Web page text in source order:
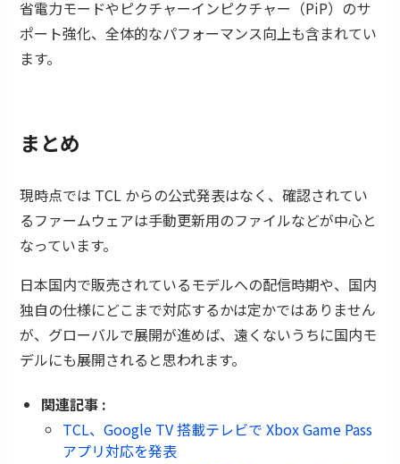
省電力モードやピクチャーインピクチャー（PiP）のサ
ポート強化、全体的なパフォーマンス向上も含まれてい
ます。
まとめ
現時点では TCL からの公式発表はなく、確認されてい
るファームウェアは手動更新用のファイルなどが中心と
なっています。
日本国内で販売されているモデルへの配信時期や、国内
独自の仕様にどこまで対応するかは定かではありません
が、グローバルで展開が進めば、遠くないうちに国内モ
デルにも展開されると思われます。
関連記事 :
TCL、Google TV 搭載テレビで Xbox Game Pass
アプリ対応を発表